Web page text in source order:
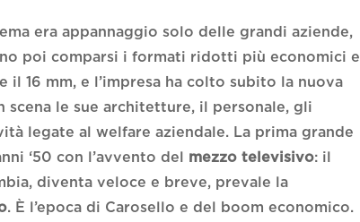
era appannaggio solo delle grandi aziende,
poi comparsi i formati ridotti più economici e
il 16 mm, e l’impresa ha colto subito la nuova
le sue architetture, il personale, gli
legate al welfare aziendale. La prima grande
‘50 con l’avvento del mezzo televisivo: il
diventa veloce e breve, prevale la
. È l’epoca di Carosello e del boom economico.